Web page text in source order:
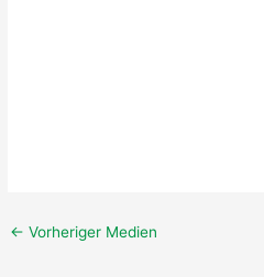
← Vorheriger Medien